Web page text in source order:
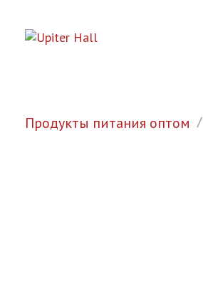
Продукты питания оптом